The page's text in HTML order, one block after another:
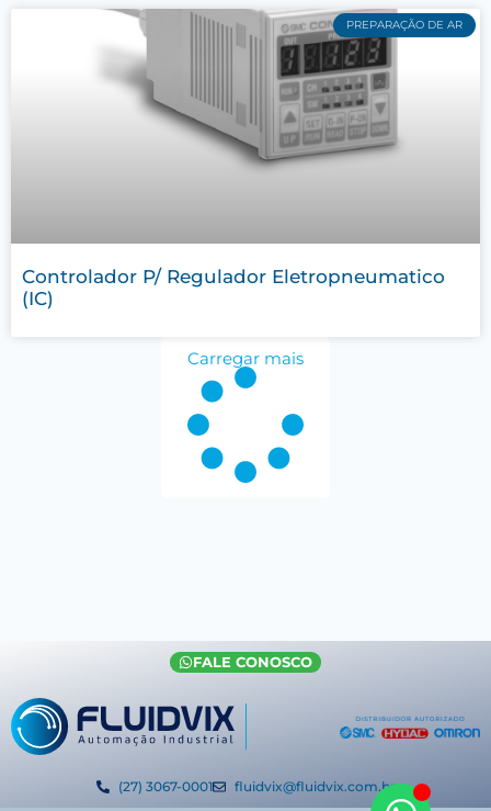
PREPARAÇÃO DE AR
Controlador P/ Regulador Eletropneumatico
(IC)
Carregar mais
(27) 3067-0001 fluidvix@fluidvix.com.br
FALE CONOSCO